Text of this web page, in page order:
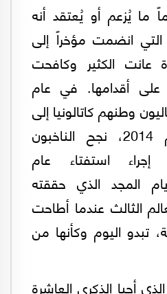
ما يُزعم أو يُعتقد أنه
انضمت مؤخراً إلى
عانت الكثير وكافحت
أقدامها. في عام
وطنهم كاتالونيا إلى
قسمين. وفي عام 2014، نجح الناخبون
إجراء استفتاء عام
المجد الذي حققته
الثالث عندما أطاحت
تبدو اليوم وكأنها من
أحيا الذكرى العاشرة